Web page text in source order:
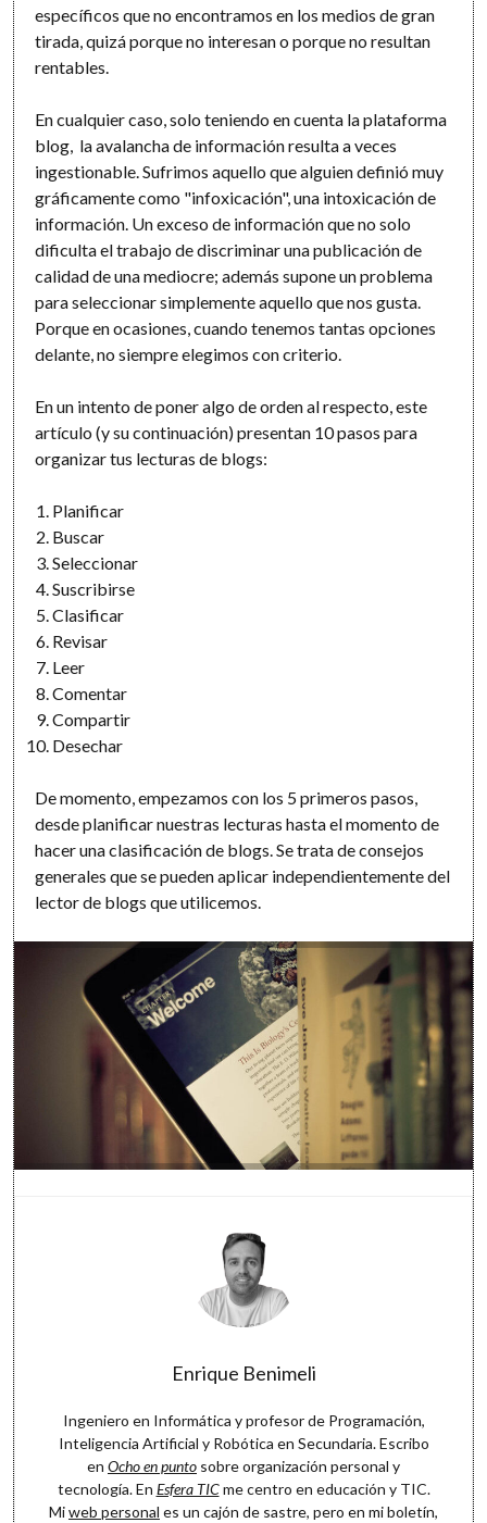
específicos que no encontramos en los medios de gran
tirada, quizá porque no interesan o porque no resultan
rentables.
En cualquier caso, solo teniendo en cuenta la plataforma
blog, la avalancha de información resulta a veces
ingestionable. Sufrimos aquello que alguien definió muy
gráficamente como "infoxicación", una intoxicación de
información. Un exceso de información que no solo
dificulta el trabajo de discriminar una publicación de
calidad de una mediocre; además supone un problema
para seleccionar simplemente aquello que nos gusta.
Porque en ocasiones, cuando tenemos tantas opciones
delante, no siempre elegimos con criterio.
En un intento de poner algo de orden al respecto, este
artículo (y su continuación) presentan 10 pasos para
organizar tus lecturas de blogs:
Planificar
Buscar
Seleccionar
Suscribirse
Clasificar
Revisar
Leer
Comentar
Compartir
Desechar
De momento, empezamos con los 5 primeros pasos,
desde planificar nuestras lecturas hasta el momento de
hacer una clasificación de blogs. Se trata de consejos
generales que se pueden aplicar independientemente del
lector de blogs que utilicemos.
Enrique Benimeli
Ingeniero en Informática y profesor de Programación,
Inteligencia Artificial y Robótica en Secundaria. Escribo
en Ocho en punto sobre organización personal y
tecnología. En Esfera TICme centro en educación y TIC.
Miweb personal es un cajón de sastre, pero en mi boletín,